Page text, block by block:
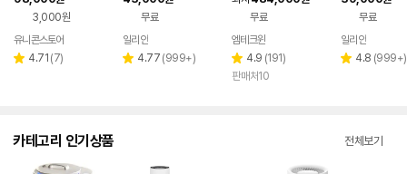
연동 리모컨지원 TL-
HM60V
3,000원
유니콘스토어
별 4.71 리
(7)
무료
일리안
별 4.77 리
(999+)
무료
엠테크윈
별
점
4.9 리
뷰
(191)
판매처10
무료
일리안
별 4.8 리
(999+)
카테고리 인기상품 전체보기